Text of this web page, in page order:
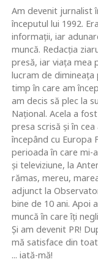
Am devenit jurnalist
începutul lui 1992.
informaţii, iar
muncă. Redacţia
presă, iar viaţa mea
lucram de dimineaţa
timp în care am
am decis să plec la
Naţional. Acela a
presa scrisă şi în
începând cu Europa
perioada în care mi-
şi televiziune, la
rămas, mereu,
adjunct la
bine de 10 ani. Apoi
muncă în care îţi
Şi am devenit PR!
mă satisface din
... iată-mă!